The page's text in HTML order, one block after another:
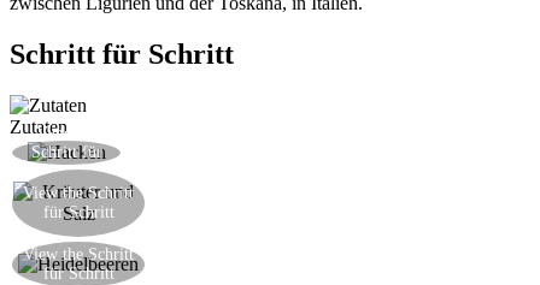
Schritt für Schritt
Zutaten
View the
Schritt für
Schritt
View the Schritt
für Schritt
View the Schritt
für Schritt